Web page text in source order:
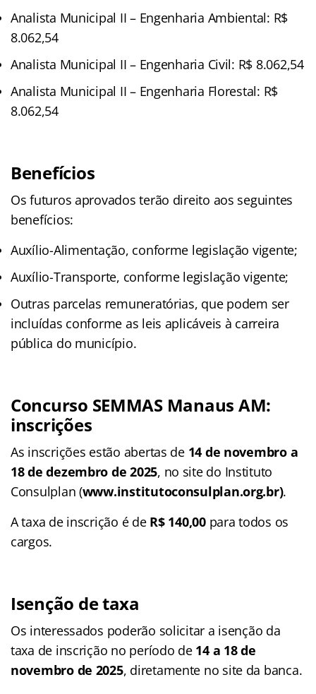
Analista Municipal II – Engenharia Ambiental: R$
8.062,54
Analista Municipal II – Engenharia Civil: R$ 8.062,54
Analista Municipal II – Engenharia Florestal: R$
8.062,54
Benefícios
Os futuros aprovados terão direito aos seguintes
benefícios:
Auxílio-Alimentação, conforme legislação vigente;
Auxílio-Transporte, conforme legislação vigente;
Outras parcelas remuneratórias, que podem ser
incluídas conforme as leis aplicáveis à carreira
pública do município.
Concurso SEMMAS Manaus AM:
inscrições
As inscrições estão abertas de 14 de novembro a
18 de dezembro de 2025, no site do Instituto
Consulplan (www.institutoconsulplan.org.br).
A taxa de inscrição é de R$ 140,00 para todos os
cargos.
Isenção de taxa
Os interessados poderão solicitar a isenção da
taxa de inscrição no período de 14 a 18 de
novembro de 2025, diretamente no site da banca.